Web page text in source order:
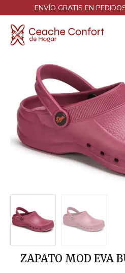
ENVÍO GRATIS EN
ZAPATO MOD EVA